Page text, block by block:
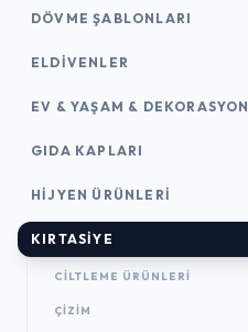
DÖVME ŞABLONLARI
ELDIVENLER
EV & YAŞAM & DEKORASYON
GIDA KAPLARI
HIJYEN ÜRÜNLERI
KIRTASİYE
CILTLEME ÜRÜNLERI
ÇİZİM